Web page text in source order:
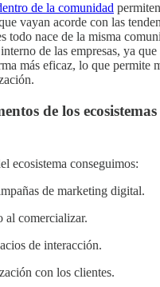
de la comunidad
vayan acorde con las
todo nace de la misma
de las empresas, ya
más eficaz, lo que permite
de los
ecosistema conseguimos:
de marketing digital.
al comercializar.
de interacción.
con los clientes.